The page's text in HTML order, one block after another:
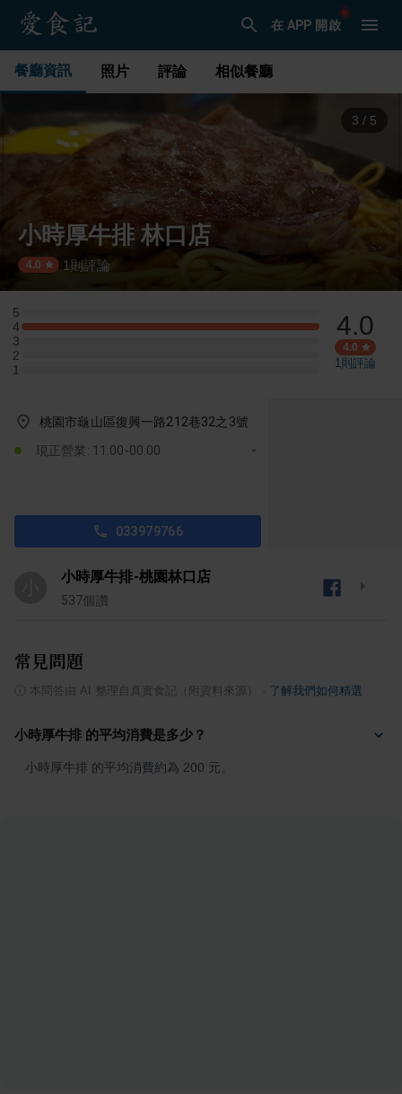
在 APP 開啟
餐廳資訊 照片 評論 相似餐廳
3 / 5
小時厚牛排 林口店
4.0 ·1 則評論
5
5 星：0 則評論
4
4 星：1 則評論
3
3 星：0 則評論
2
2 星：0 則評論
1
1 星：0 則評論
4.0
4.0
1則評論
桃園市龜山區復興一路212巷32之3號
現正營業: 11:00-00:00
033979766
小時厚牛排-桃園林口店
537個讚
常見問題
本問答由 AI 整理自真實食記（附資料來源） 了解我們如何精選
小時厚牛排 的平均消費是多少？
小時厚牛排 的平均消費約為 200 元。